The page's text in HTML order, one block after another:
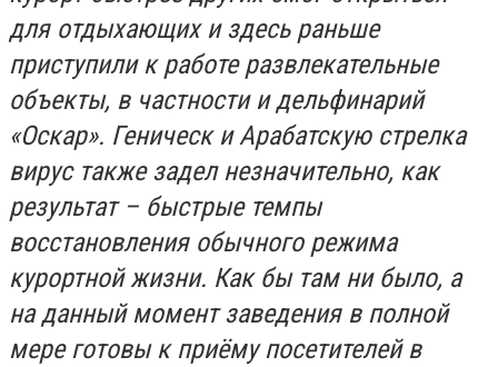
для отдыхающих и здесь раньше
приступили к работе развлекательные
объекты, в частности и дельфинарий
«Оскар». Геническ и Арабатскую стрелка
вирус также задел незначительно, как
результат – быстрые темпы
восстановления обычного режима
курортной жизни. Как бы там ни было, а
на данный момент заведения в полной
мере готовы к приёму посетителей в